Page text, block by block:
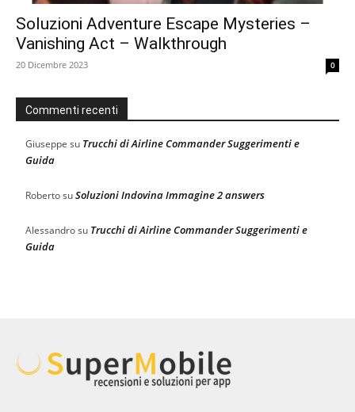
Soluzioni Adventure Escape Mysteries –
Vanishing Act – Walkthrough
20 Dicembre 2023 0
Commenti recenti
Giuseppe su Trucchi di Airline Commander Suggerimenti e
Guida
RobertosuSoluzioni Indovina Immagine 2 answers
Alessandrosu Trucchi di Airline Commander Suggerimenti e
Guida